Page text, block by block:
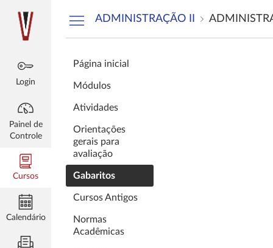
ferramentas
Login
Painel de
Controle
Cursos
Calendário
ADMINISTRAÇÃO II
Página inicial
Módulos
Atividades
Orientações
gerais para
avaliação
Gabaritos
Cursos Antigos
Normas
Acadêmicas